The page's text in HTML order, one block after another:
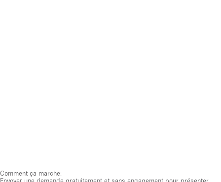
Comment ça marche: